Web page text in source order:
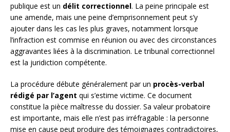
publique est un délit correctionnel. La peine principale est
une amende, mais une peine d’emprisonnement peut s’y
ajouter dans les cas les plus graves, notamment lorsque
l’infraction est commise en réunion ou avec des circonstances
aggravantes liées à la discrimination. Le tribunal correctionnel
est la juridiction compétente.
La procédure débute généralement par un procès-verbal
rédigé par l’agent qui s’estime victime. Ce document
constitue la pièce maîtresse du dossier. Sa valeur probatoire
est importante, mais elle n’est pas irréfragable : la personne
mise en cause peut produire des témoignages contradictoires,